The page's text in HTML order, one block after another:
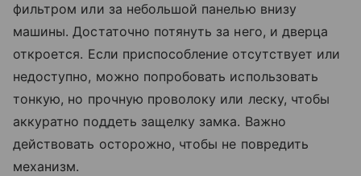
фильтром или за небольшой панелью внизу
машины. Достаточно потянуть за него, и дверца
откроется. Если приспособление отсутствует или
недоступно, можно попробовать использовать
тонкую, но прочную проволоку или леску, чтобы
аккуратно поддеть защелку замка. Важно
действовать осторожно, чтобы не повредить
механизм.